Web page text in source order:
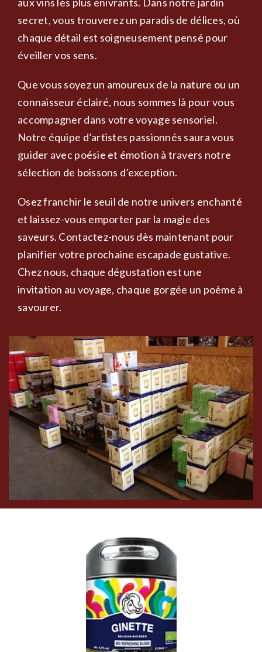
secret, vous trouverez un paradis de délices, où
chaque détail est soigneusement pensé pour
éveiller vos sens.
Que vous soyez un amoureux de la nature ou un
connaisseur éclairé, nous sommes là pour vous
accompagner dans votre voyage sensoriel.
Notre équipe d’artistes passionnés saura vous
guider avec poésie et émotion à travers notre
sélection de boissons d’exception.
Osez franchir le seuil de notre univers enchanté
et laissez-vous emporter par la magie des
saveurs. Contactez-nous dès maintenant pour
planifier votre prochaine escapade gustative.
Chez nous, chaque dégustation est une
invitation au voyage, chaque gorgée un poème à
savourer.